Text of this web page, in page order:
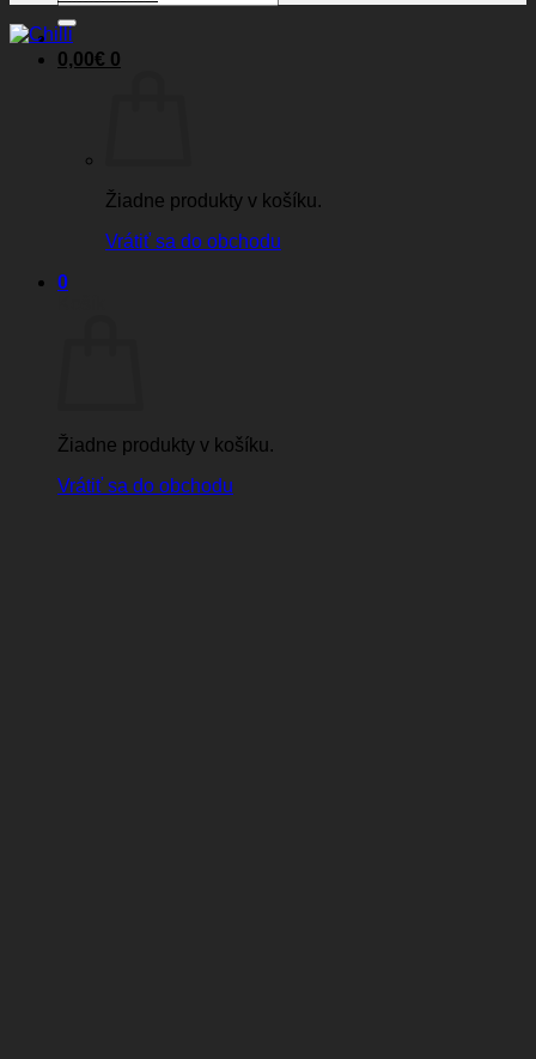
0,00€ 0
Žiadne produkty v košíku.
Vrátiť sa do obchodu
0
Žiadne produkty v košíku.
Vrátiť sa do obchodu